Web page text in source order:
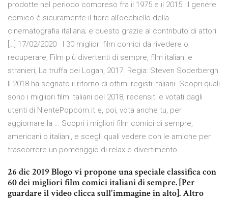
prodotte nel periodo compreso fra il 1975 e il 2015. Il genere
comico è sicuramente il fiore all’occhiello della
cinematografia italiana; e questo grazie al contributo di attori
[…] 17/02/2020 · I 30 migliori film comici da rivedere o
recuperare, Film più divertenti di sempre, film italiani e
stranieri, La truffa dei Logan, 2017. Regia: Steven Soderbergh.
Il 2018 ha segnato il ritorno di ottimi registi italiani. Scopri quali
sono i migliori film italiani del 2018, recensiti e votati dagli
utenti di NientePopcorn.it e, poi, vota anche tu, per
aggiornare la … Scopri i migliori film comici di sempre,
americani o italiani, e scegli quali vedere con le amiche per
trascorrere un pomeriggio di relax e divertimento.
26 dic 2019 Blogo vi propone una speciale classifica con
60 dei migliori film comici italiani di sempre. [Per
guardare il video clicca sull'immagine in alto]. Altro